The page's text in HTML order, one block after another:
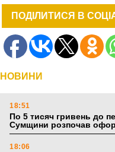
ПОДІЛИТИСЯ В
НОВИНИ
18:51
По 5 тисяч гривень до
Сумщини розпочав
18:06